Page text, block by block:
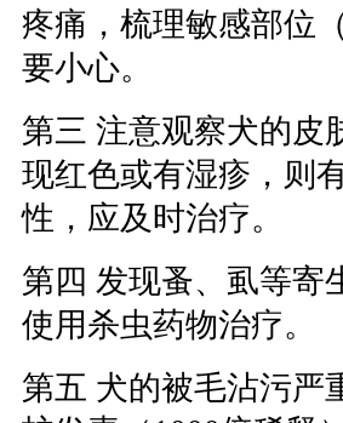
疼痛，梳理敏感部位
要小心。
第三 注意观察犬的皮
现红色或有湿疹，则
性，应及时治疗。
第四 发现蚤、虱等寄
使用杀虫药物治疗。
第五 犬的被毛沾污严